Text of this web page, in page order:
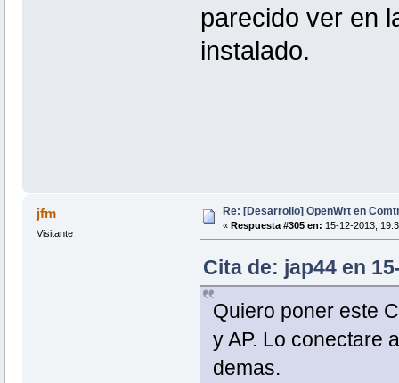
parecido ver en
instalado.
jfm
Visitante
Re: [Desarrollo] OpenWrt en
« Respuesta #305 en: 15-12-2013,
Cita de: jap44 en
Quiero poner este
y AP. Lo conectare
demas.